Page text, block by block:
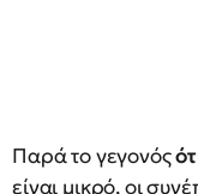
Παρά το γεγονός
είναι μικρό, οι